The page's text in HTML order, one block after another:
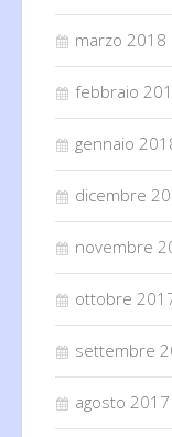
marzo 2018
febbraio
gennaio
dicembre
novembre
ottobre
settembre
agosto 2017